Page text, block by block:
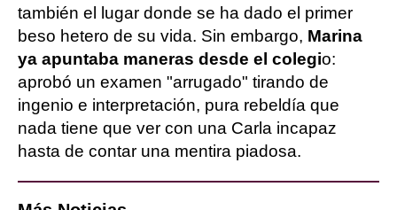
también el lugar donde se ha dado el primer
beso hetero de su vida. Sin embargo, Marina
ya apuntaba maneras desde el colegio:
aprobó un examen "arrugado" tirando de
ingenio e interpretación, pura rebeldía que
nada tiene que ver con una Carla incapaz
hasta de contar una mentira piadosa.